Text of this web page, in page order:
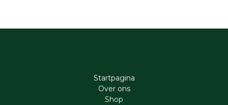
Startpagina
Ove​r​ ons
Shop